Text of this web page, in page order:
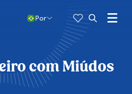
Por
por:
Abrir
Menu
com Miúdos